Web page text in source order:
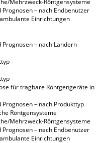
– nach Endbenutzer
Einrichtungen
– nach Ländern
für tragbare Röntgengeräte in
– nach Produkttyp
Röntgensysteme
Mehrzweck-Röntgensysteme
– nach Endbenutzer
Einrichtungen